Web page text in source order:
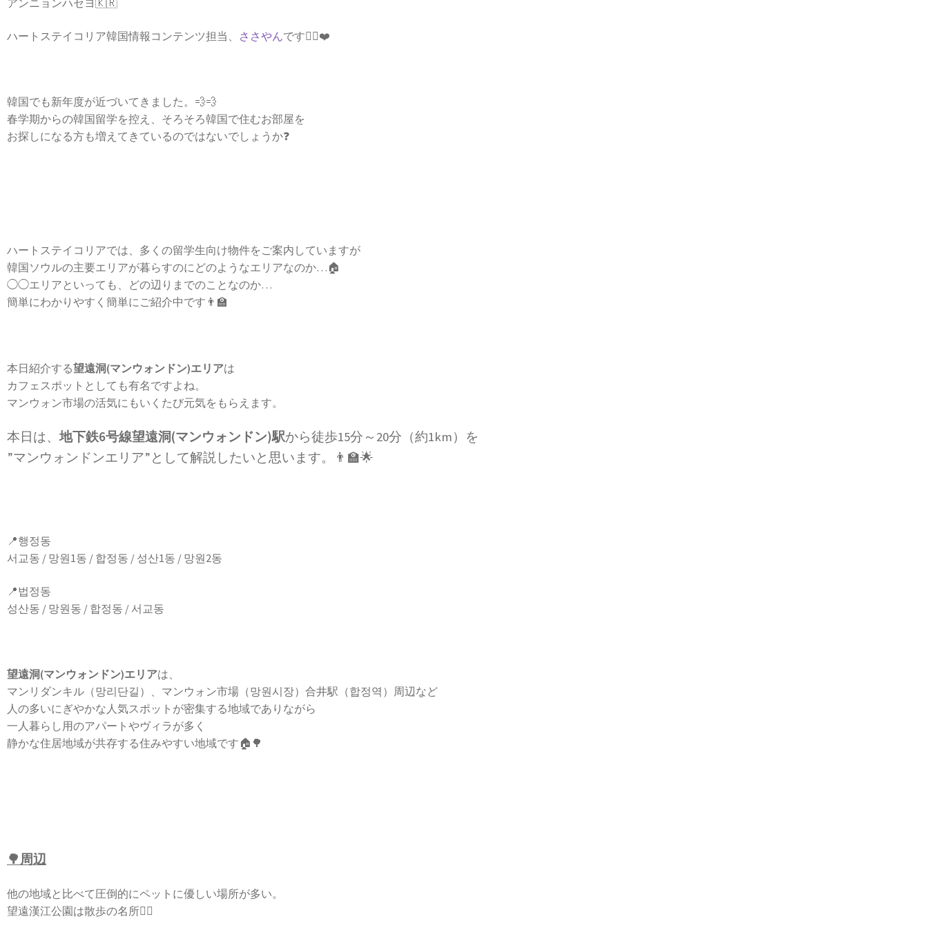
ハートステイコリア韓国情報コンテンツ担当、 ささやんです🙋‍♀️❤️
韓国でも新年度が近づいてきました。💨💨
春学期からの韓国留学を控え、そろそろ韓国で住むお部屋を
お探しになる方も増えてきているのではないでしょうか❓
ハートステイコリアでは、多くの留学生向け物件をご案内していますが
韓国ソウルの主要エリアが暮らすのにどのようなエリアなのか…🏠
◯◯エリアといっても、どの辺りまでのことなのか…
簡単にわかりやすく簡単にご紹介中です👨‍🏫
本日紹介する望遠洞(マンウォンドン)エリアは
カフェスポットとしても有名ですよね。
マンウォン市場の活気にもいくたび元気をもらえます。
本日は、 地下鉄6号線望遠洞(マンウォンドン)駅から徒歩15分～20分（約1km）を
”マンウォンドンエリア”として解説したいと思います。👨‍🏫🌟
📍행정동
서교동 / 망원1동 / 합정동 / 성산1동 / 망원2동
📍법정동
성산동 / 망원동 / 합정동 / 서교동
望遠洞(マンウォンドン)エリアは、
マンリダンキル（망리단길）、マンウォン市場（망원시장）合井駅（합정역）周辺など
人の多いにぎやかな人気スポットが密集する地域でありながら
一人暮らし用のアパートやヴィラが多く
静かな住居地域が共存する住みやすい地域です🏠🌳
🌳周辺
他の地域と比べて圧倒的にペットに優しい場所が多い。
望遠漢江公園は散歩の名所🚶‍♂️